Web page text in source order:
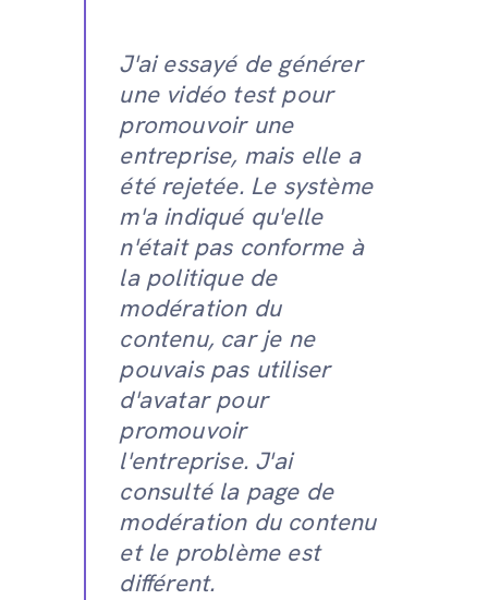
J'ai essayé de générer
une vidéo test pour
promouvoir une
entreprise, mais elle a
été rejetée. Le système
m'a indiqué qu'elle
n'était pas conforme à
la politique de
modération du
contenu, car je ne
pouvais pas utiliser
d'avatar pour
promouvoir
l'entreprise. J'ai
consulté la page de
modération du contenu
et le problème est
différent.